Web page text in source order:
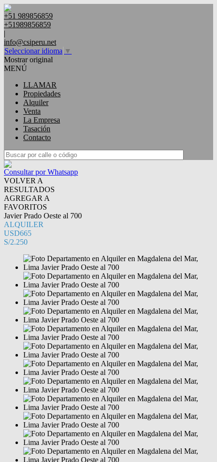
+51 989856859
+51989856859
|
info@csiperu.net
Seleccionar idioma ▼
Mostrar original
MENÚ
LLAMAR
Propiedades
Alquiler
Venta
La Empresa
Tasación
Contacto
Consultar por Whatsapp
VOLVER A
RESULTADOS
AGREGAR A
FAVORITOS
Javier Prado Oeste al 700
ALQUILER
USD665
S/2.250